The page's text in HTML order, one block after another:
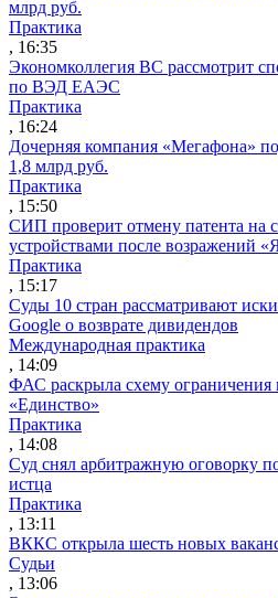
млрд руб.
Практика
, 16:35
Экономколлегия ВС рассмотрит
по ВЭД ЕАЭС
Практика
, 16:24
Дочерняя компания «Мегафона»
1,8 млрд руб.
Практика
, 15:50
СИП проверит отмену патента на
устройствами после возражений
Практика
, 15:17
Суды 10 стран рассматривают
Google о возврате дивидендов
Международная практика
, 14:09
ФАС раскрыла схему
«Единство»
Практика
, 14:08
Суд снял арбитражную оговорку
истца
Практика
, 13:11
ВККС открыла шесть новых
Судьи
, 13:06